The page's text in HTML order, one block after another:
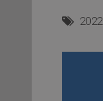
2022